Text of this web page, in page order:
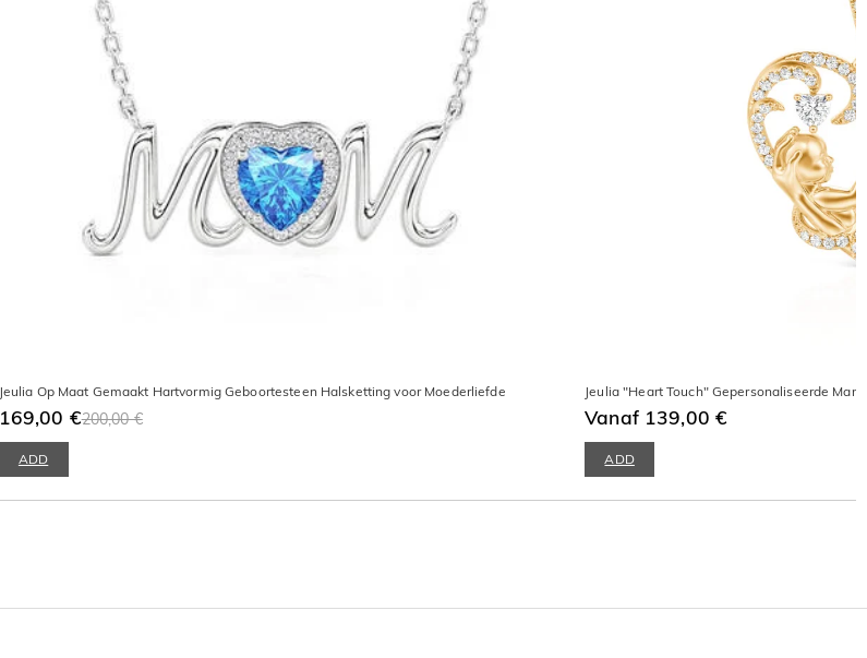
Jeulia Op Maat Gemaakt Hartvormig Geboortesteen Halsketting voor Moederliefde
169,00 €200,00 €
ADD
Jeulia "Heart Touch" Gepersonaliseerde
Vanaf 139,00 €
ADD